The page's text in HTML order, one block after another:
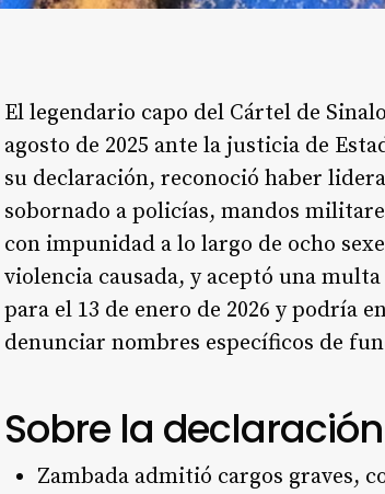
El legendario capo del Cártel de
agosto de 2025 ante la justicia de
su declaración, reconoció haber
sobornado a policías, mandos
con impunidad a lo largo de ocho
violencia causada, y aceptó una
para el 13 de enero de 2026 y podría
denunciar nombres específicos de
Sobre la
Zambada admitió cargos graves,